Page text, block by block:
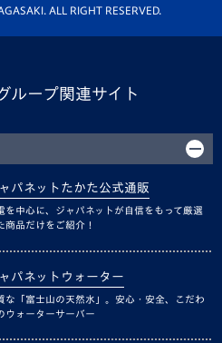
ALL RIGHT RESERVED.
ループ関連サイト
パネットたかた公式通販
を中心に、ジャパネットが自信をもって厳選
商品だけをご紹介！
パネットウォーター
な「富士山の天然水」。安心・安全、こだわ
ウォーターサーバー